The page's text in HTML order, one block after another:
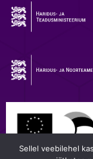
Sellel veebilehel